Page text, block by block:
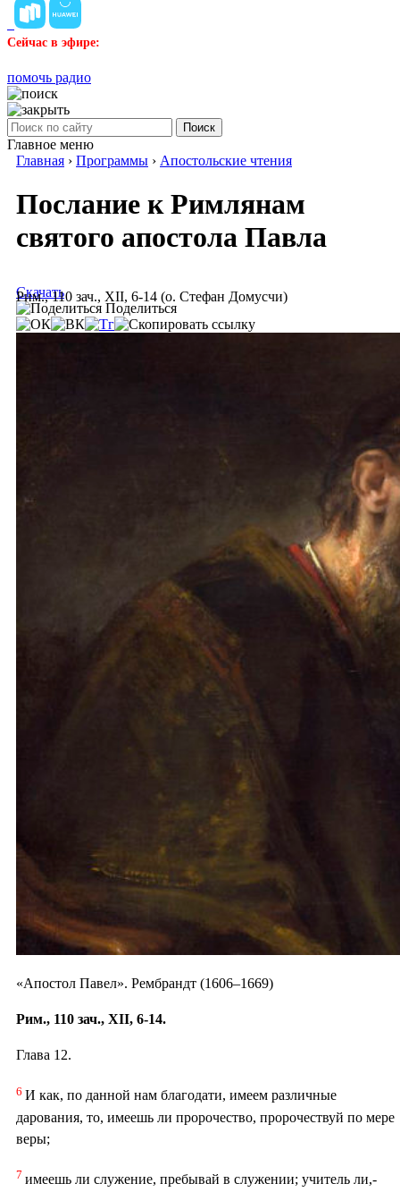
Сейчас в эфире:
помочь радио
Поиск
Главное меню
Главная › Программы › Апостольские чтения
Послание к Римлянам
святого апостола Павла
Рим., 110 зач., XII, 6-14 (о. Стефан Домусчи)
Скачать
Поделиться
«Апостол Павел». Рембрандт (1606–1669)
Рим., 110 зач., XII, 6-14.
Глава 12.
6 И как, по данной нам благодати, имеем различные
дарования, то, имеешь ли пророчество, пророчествуй по мере
веры;
7 имеешь ли служение, пребывай в служении; учитель ли,-